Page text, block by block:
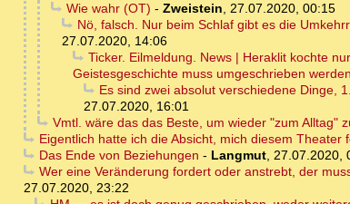
Wie wahr (OT) - Zweistein, 27.07.2020, 00:15
Nö, falsch. Nur beim Schlaf gibt es die
27.07.2020, 14:06
Ticker. Eilmeldung. News | Heraklit kochte
Geistesgeschichte muss umgeschrieben
Es sind zwei absolut verschiedene Dinge,
27.07.2020, 16:01
Vmtl. wäre das das Beste, um wieder "zum Alltag"
Eigentlich hatte ich die Absicht, mich diesem Theater
Das Ende von Beziehungen - Langmut, 27.07.2020,
Wer eine Veränderung fordert oder anstrebt, der
27.07.2020, 23:22